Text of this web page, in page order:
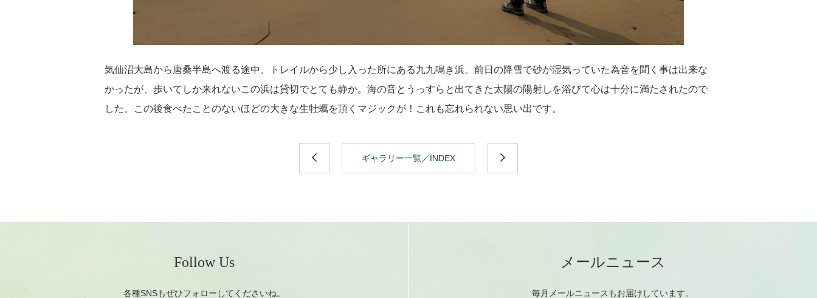
気仙沼大島から唐桑半島へ渡る途中、トレイルから少し入った所にある九九鳴き浜。前日の降雪で砂が湿気っていた為音を聞く事は出来な
かったが、歩いてしか来れないこの浜は貸切でとても静か。海の音とうっすらと出てきた太陽の陽射しを浴びて心は十分に満たされたので
した。この後食べたことのないほどの大きな生牡蠣を頂くマジックが！これも忘れられない思い出です。
ギャラリー一覧／INDEX
Follow Us
各種SNSもぜひフォローしてくださいね。
メールニュース
毎月メールニュースもお届けしています。